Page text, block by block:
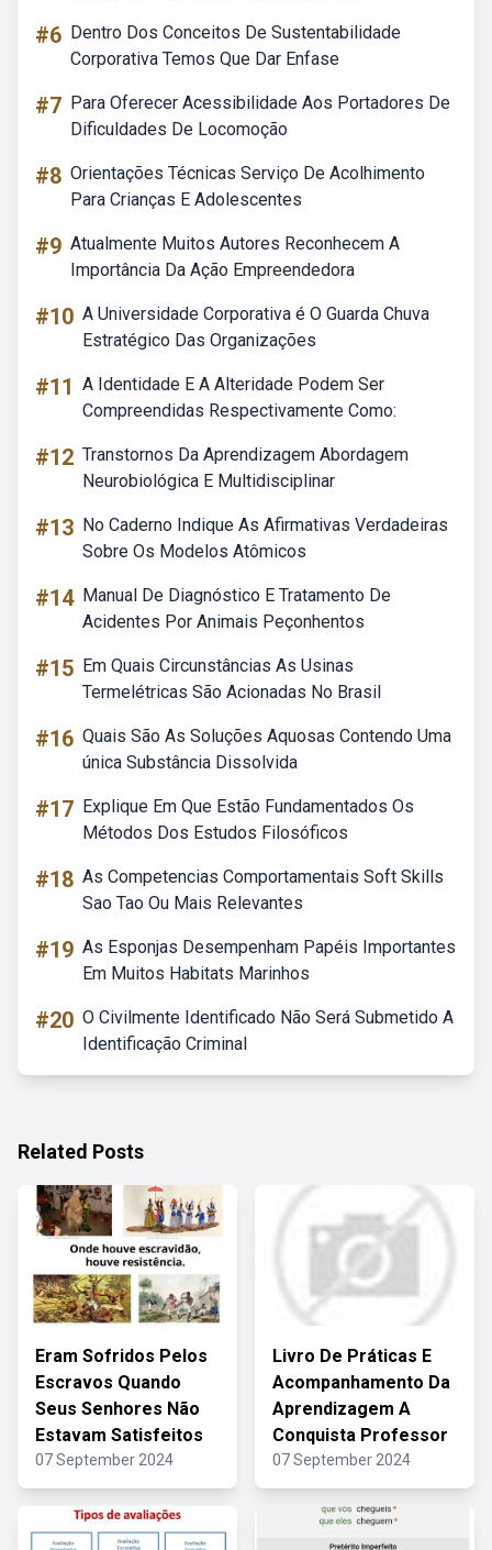
#6 Dentro Dos Conceitos De Sustentabilidade
Corporativa Temos Que Dar Enfase
#7 Para Oferecer Acessibilidade Aos Portadores De
Dificuldades De Locomoção
#8 Orientações Técnicas Serviço De Acolhimento
Para Crianças E Adolescentes
#9 Atualmente Muitos Autores Reconhecem A
Importância Da Ação Empreendedora
#10 A Universidade Corporativa é O Guarda Chuva
Estratégico Das Organizações
#11 A Identidade E A Alteridade Podem Ser
Compreendidas Respectivamente Como:
#12 Transtornos Da Aprendizagem Abordagem
Neurobiológica E Multidisciplinar
#13 No Caderno Indique As Afirmativas Verdadeiras
Sobre Os Modelos Atômicos
#14 Manual De Diagnóstico E Tratamento De
Acidentes Por Animais Peçonhentos
#15 Em Quais Circunstâncias As Usinas
Termelétricas São Acionadas No Brasil
#16 Quais São As Soluções Aquosas Contendo Uma
única Substância Dissolvida
#17 Explique Em Que Estão Fundamentados Os
Métodos Dos Estudos Filosóficos
#18 As Competencias Comportamentais Soft Skills
Sao Tao Ou Mais Relevantes
#19 As Esponjas Desempenham Papéis Importantes
Em Muitos Habitats Marinhos
#20 O Civilmente Identificado Não Será Submetido A
Identificação Criminal
Related Posts
Eram Sofridos Pelos
Escravos Quando
Seus Senhores Não
Estavam Satisfeitos
07 September 2024
Livro De Práticas E
Acompanhamento Da
Aprendizagem A
Conquista Professor
07 September 2024